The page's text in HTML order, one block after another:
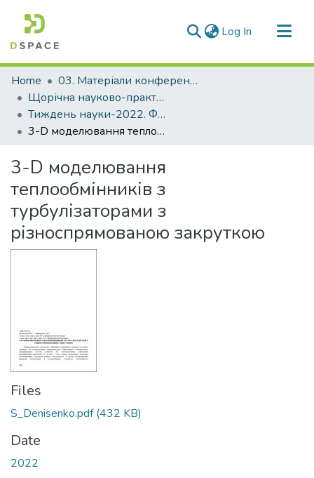
Log In (current)
Communities & Collections
All of DSpace
Statistics
Home
03. Матеріали конференцій та семінарів
Щорічна науково-практична конференція «Тиждень науки»
Тиждень науки-2022. Факультет комп’ютерних наук і технологій
3-D моделювання теплообмінників з турбулізаторами з різноспрямованою закруткою
3-D моделювання
теплообмінників з
турбулізаторами з
різноспрямованою закруткою
Files
S_Denisenko.pdf(432 KB)
Date
2022